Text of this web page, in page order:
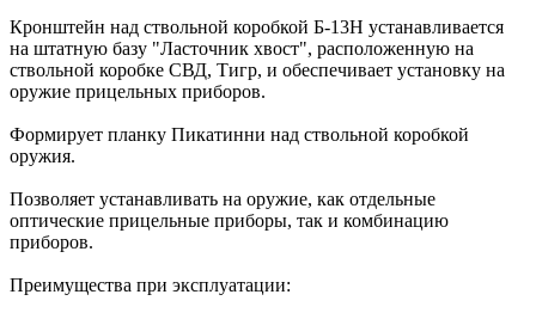
Кронштейн над ствольной коробкой Б-13Н устанавливается
на штатную базу "Ласточник хвост", расположенную на
ствольной коробке СВД, Тигр, и обеспечивает установку на
оружие прицельных приборов.
Формирует планку Пикатинни над ствольной коробкой
оружия.
Позволяет устанавливать на оружие, как отдельные
оптические прицельные приборы, так и комбинацию
приборов.
Преимущества при эксплуатации: